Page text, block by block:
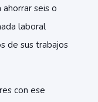
seis o
laboral
de sus trabajos
con ese